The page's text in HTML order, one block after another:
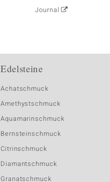
Journal
Edelsteine
Achatschmuck
Amethystschmuck
Aquamarinschmuck
Bernsteinschmuck
Citrinschmuck
Diamantschmuck
Granatschmuck